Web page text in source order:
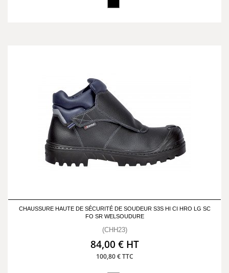
CHAUSSURE HAUTE DE SÉCURITÉ DE SOUDEUR S3S HI CI HRO LG SC
FO SR WELSOUDURE
(CHH23)
84,00 € HT
100,80 € TTC